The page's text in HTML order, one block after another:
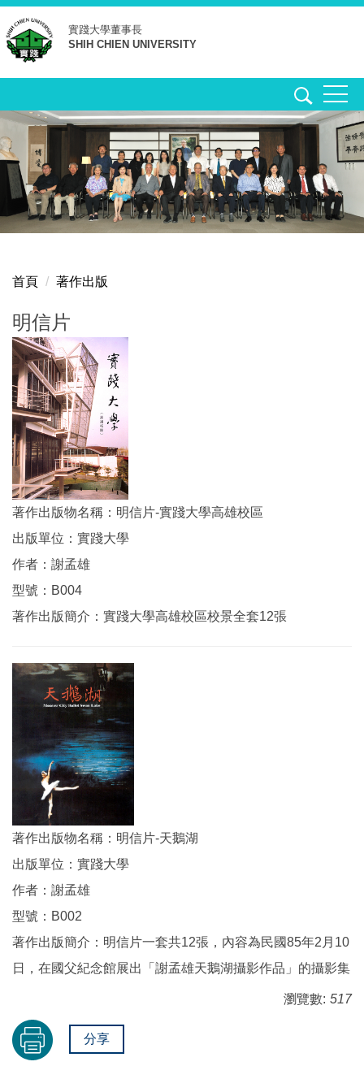
跳
到
主
要
容
區
實踐大學董事長
SHIH CHIEN UNIVERSITY
首頁 著作出版
明信片
著作出版物名稱：明信片-實踐大學高雄校區
出版單位：實踐大學
作者：謝孟雄
型號：B004
著作出版簡介：實踐大學高雄校區校景全套12張
著作出版物名稱：明信片-天鵝湖
出版單位：實踐大學
作者：謝孟雄
型號：B002
著作出版簡介：明信片一套共12張，內容為民國85年2月10
日，在國父紀念館展出「謝孟雄天鵝湖攝影作品」的攝影集
瀏覽數: 517
分享